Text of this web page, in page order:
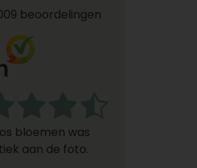
beoordelingen
bloemen was
aan de foto.